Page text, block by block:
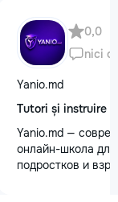
0,0
nici o
Yanio.md
Tutori și instruire
Yanio.md —
онлайн-школа для
подростков и